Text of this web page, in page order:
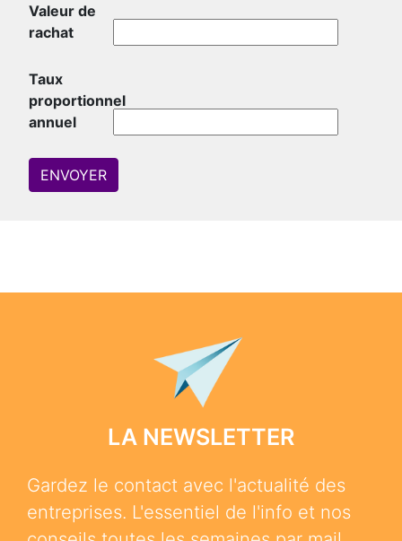
Valeur de
rachat
Taux
proportionnel
annuel
ENVOYER
LA NEWSLETTER
Gardez le contact avec l'actualité des
entreprises. L'essentiel de l'info et nos